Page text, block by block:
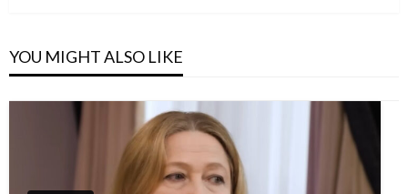
YOU MIGHT ALSO LIKE